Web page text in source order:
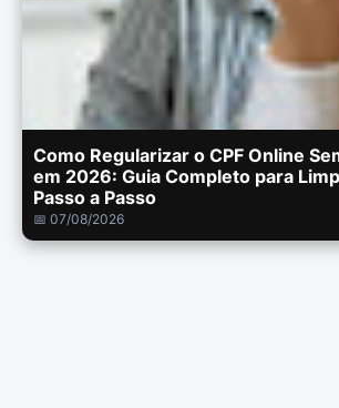
Como Regularizar o CPF Online
em 2026: Guia Completo para
Passo a Passo
📅 07/08/2026